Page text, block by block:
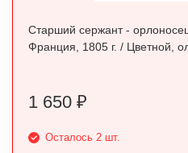
Старший сержант -
Франция, 1805 г. / Цветной,
1 650 ₽
Осталось 2 шт.